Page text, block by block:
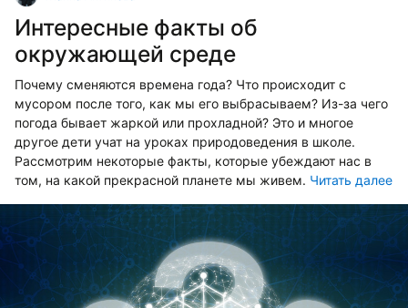
Интересные факты об
окружающей среде
Почему сменяются времена года? Что происходит с
мусором после того, как мы его выбрасываем? Из-за чего
погода бывает жаркой или прохладной? Это и многое
другое дети учат на уроках природоведения в школе.
Рассмотрим некоторые факты, которые убеждают нас в
том, на какой прекрасной планете мы живем. Читать далее